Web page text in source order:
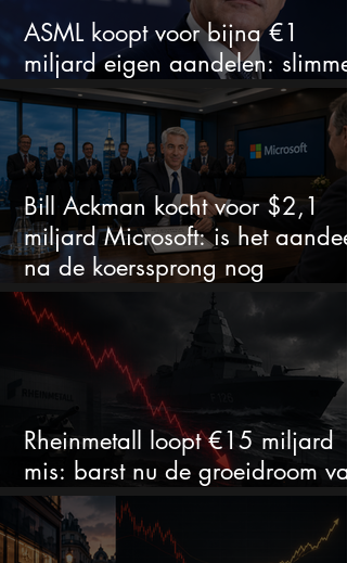
ASML koopt voor bijna €1
miljard eigen aandelen: slimme
zet of dure timing?
Bill Ackman kocht voor $2,1
miljard Microsoft: is het aandeel
na de koerssprong nog
aantrekkelijk?
Rheinmetall loopt €15 miljard
mis: barst nu de groeidroom van
het defensiebedrijf?